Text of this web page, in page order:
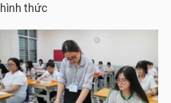
hình thức